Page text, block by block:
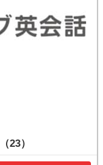
23）